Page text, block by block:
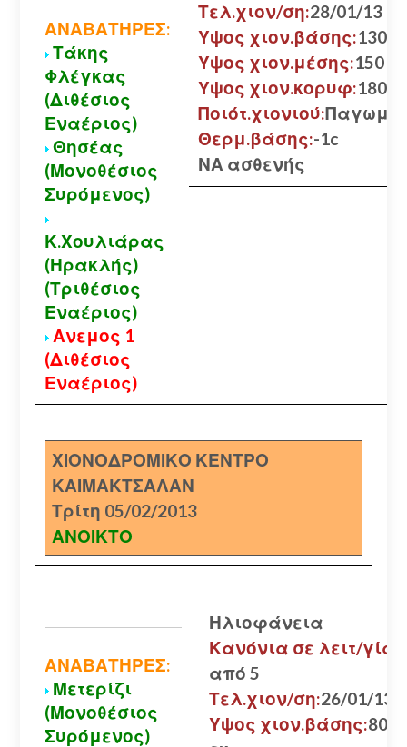
ΑΝΑΒΑΤΗΡΕΣ:
Τάκης
Φλέγκας
(Διθέσιος
Εναέριος)
Θησέας
(Μονοθέσιος
Συρόμενος)
Κ.Χουλιάρας
(Ηρακλής)
(Τριθέσιος
Εναέριος)
Ανεμος 1
(Διθέσιος
Εναέριος)
Τελ.χιον/ση:28/01/13
Υψος χιον.βάσης:130
Υψος χιον.μέσης:150
Υψος χιον.κορυφ:180
Ποιότ.χιονιού:
Θερμ.βάσης:-1c
ΝΑ ασθενής
ΧΙΟΝΟΔΡΟΜΙΚΟ ΚΕΝΤΡΟ
ΚΑΙΜΑΚΤΣΑΛΑΝ
Τρίτη 05/02/2013
ΑΝΟΙΚΤΟ
ΑΝΑΒΑΤΗΡΕΣ:
Μετερίζι
(Μονοθέσιος
Συρόμενος)
Ηλιοφάνεια
Κανόνια σε λειτ/γία:
από 5
Τελ.χιον/ση:26/01/13
Υψος χιον.βάσης:80